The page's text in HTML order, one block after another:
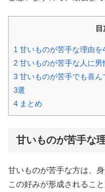
目
1 甘いものが苦手な理由を
2 甘いものが苦手な人に男
3 甘いものが苦手でも喜
3選
4 まとめ
甘いものが苦手な
甘いものが苦手な方は、
この好みが形成されるこ